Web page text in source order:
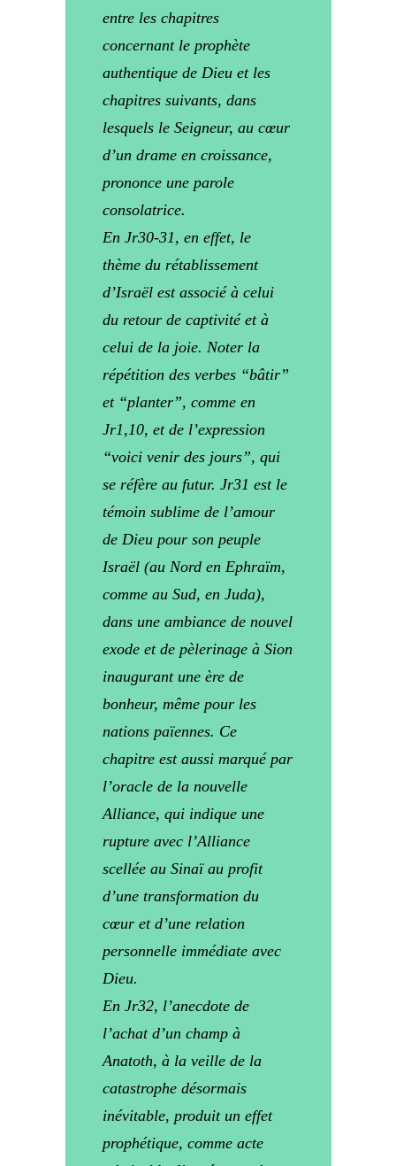
entre les chapitres
concernant le prophète
authentique de Dieu et les
chapitres suivants, dans
lesquels le Seigneur, au cœur
d’un drame en croissance,
prononce une parole
consolatrice.
En Jr30-31, en effet, le
thème du rétablissement
d’Israël est associé à celui
du retour de captivité et à
celui de la joie. Noter la
répétition des verbes “bâtir”
et “planter”, comme en
Jr1,10, et de l’expression
“voici venir des jours”, qui
se réfère au futur. Jr31 est le
témoin sublime de l’amour
de Dieu pour son peuple
Israël (au Nord en Ephraïm,
comme au Sud, en Juda),
dans une ambiance de nouvel
exode et de pèlerinage à Sion
inaugurant une ère de
bonheur, même pour les
nations païennes. Ce
chapitre est aussi marqué par
l’oracle de la nouvelle
Alliance, qui indique une
rupture avec l’Alliance
scellée au Sinaï au profit
d’une transformation du
cœur et d’une relation
personnelle immédiate avec
Dieu.
En Jr32, l’anecdote de
l’achat d’un champ à
Anatoth, à la veille de la
catastrophe désormais
inévitable, produit un effet
prophétique, comme acte